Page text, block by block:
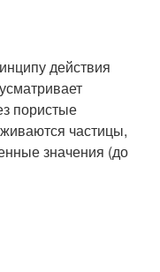
действия
пористые
частицы,
значения (до